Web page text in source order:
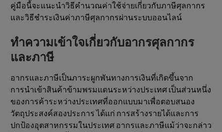
คู่มือนี้จะแนะนําวิธีคํานวณค่าใช้จ่ายเกี่ยวกับภาษีศุลกากร
และวิธีชําระเงินค่าภาษีศุลกากรผ่านระบบออนไลน์
ทําความเข้าใจเกี่ยวกับอากรศุลกากร
และภาษี
อากรและภาษีเป็นภาระผูกพันทางการเงินที่เกิดขึ้นจาก
การนำเข้าสินค้าข้ามพรมแดนระหว่างประเทศ เป็นส่วนหนึ่ง
ของการค้าระหว่างประเทศที่ออกแบบมาเพื่อตอบสนอง
วัตถุประสงค์สองประการ ได้แก่ การสร้างรายได้และการ
ปกป้องอุตสาหกรรมในประเทศ อากรและภาษีแม้ว่าจะกล่าว